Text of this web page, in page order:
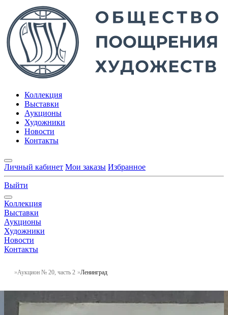
Коллекция
Выставки
Аукционы
Художники
Новости
Контакты
Личный кабинет Мои заказы Избранное
Выйти
Коллекция
Выставки
Аукционы
Художники
Новости
Контакты
Аукцион № 20, часть 2 Ленинград